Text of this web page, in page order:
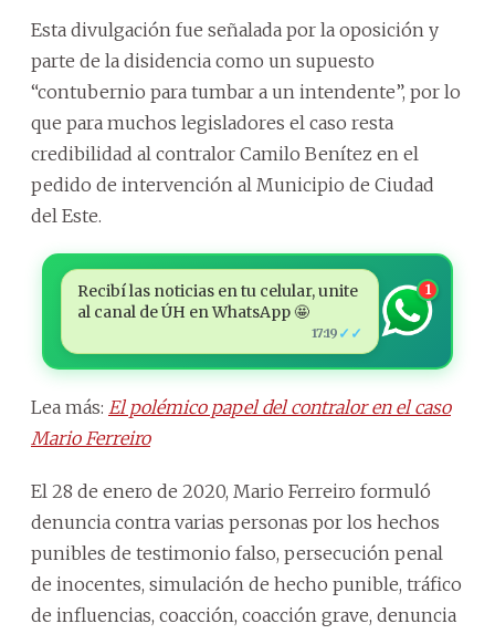
Esta divulgación fue señalada por la oposición y
parte de la disidencia como un supuesto
“contubernio para tumbar a un intendente”, por lo
que para muchos legisladores el caso resta
credibilidad al contralor Camilo Benítez en el
pedido de intervención al Municipio de Ciudad
del Este.
Recibí las noticias en tu celular, unite
al canal de ÚH en WhatsApp 🤩
17:19 ✓✓
1
Lea más: El polémico papel del contralor en el caso
Mario Ferreiro
El 28 de enero de 2020, Mario Ferreiro formuló
denuncia contra varias personas por los hechos
punibles de testimonio falso, persecución penal
de inocentes, simulación de hecho punible, tráfico
de influencias, coacción, coacción grave, denuncia